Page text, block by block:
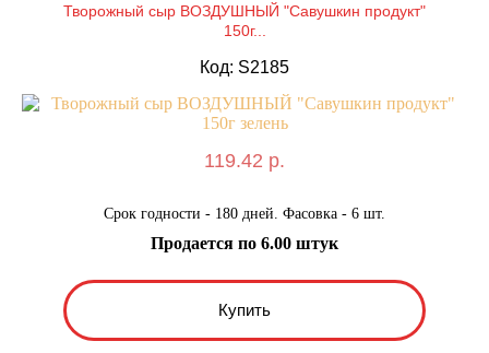
Творожный сыр ВОЗДУШНЫЙ "Савушкин продукт"
150г...
Код: S2185
119.42 р.
Срок годности - 180 дней. Фасовка - 6 шт.
Купить
Продается по 6.00 штук